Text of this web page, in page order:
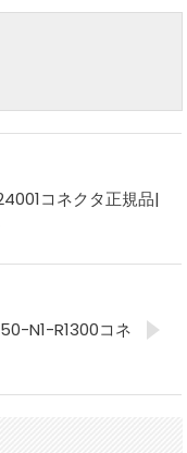
コネクタ正規品|
N1-R1300コネ